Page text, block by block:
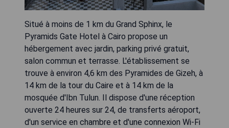
Situé à moins de 1 km du Grand Sphinx, le
Pyramids Gate Hotel à Cairo propose un
hébergement avec jardin, parking privé gratuit,
salon commun et terrasse. L'établissement se
trouve à environ 4,6 km des Pyramides de Gizeh, à
14 km de la tour du Caire et à 14 km de la
mosquée d'Ibn Tulun. Il dispose d'une réception
ouverte 24 heures sur 24, de transferts aéroport,
d'un service en chambre et d'une connexion Wi-Fi